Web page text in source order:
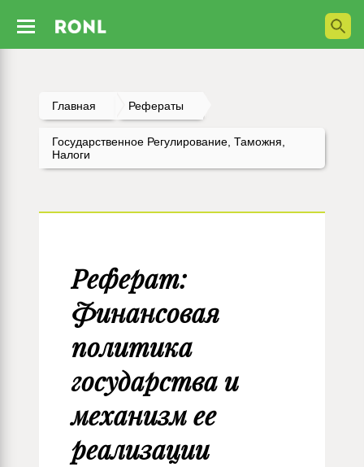
Главная Рефераты
Государственное Регулирование, Таможня,
Налоги
Реферат:
Финансовая
политика
государства и
механизм ее
реализации